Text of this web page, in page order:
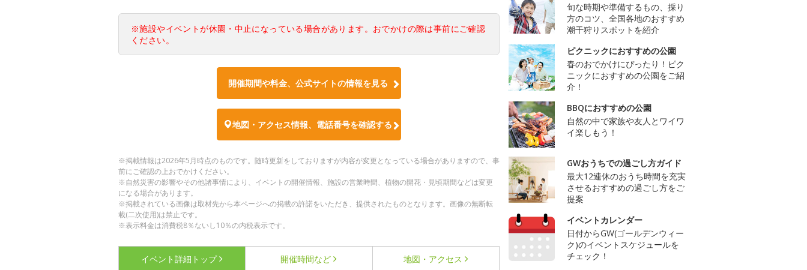
※施設やイベントが休園・中止になっている場合があります。おでかけの際は事前にご確認
ください。
開催期間や料金、公式サイトの情報を見る
地図・アクセス情報、電話番号を確認する
※掲載情報は2026年5月時点のものです。随時更新をしておりますが内容が変更となっている場合がありますので、事
前にご確認の上おでかけください。
※自然災害の影響やその他諸事情により、イベントの開催情報、施設の営業時間、植物の開花・見頃期間などは変更
になる場合があります。
※掲載されている画像は取材先から本ページへの掲載の許諾をいただき、提供されたものとなります。画像の無断転
載(二次使用)は禁止です。
※表示料金は消費税8％ないし10％の内税表示です。
イベント詳細 トップ 開催時間など 地図・アクセス
旬な時期や準備するもの、採り
方のコツ、全国各地のおすすめ
潮干狩りスポットを紹介
ピクニックにおすすめの公園
春のおでかけにぴったり！ピク
ニックにおすすめの公園をご紹
介！
BBQにおすすめの公園
自然の中で家族や友人とワイワ
イ楽しもう！
GWおうちでの過ごし方ガイド
最大12連休のおうち時間を充実
させるおすすめの過ごし方をご
提案
イベントカレンダー
日付からGW(ゴールデンウィー
ク)のイベントスケジュールを
チェック！